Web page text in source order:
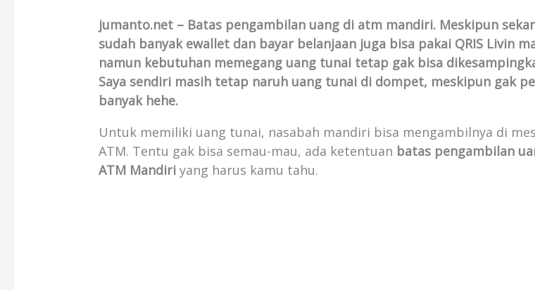
jumanto.net – Batas pengambilan uang di atm mandiri. Meskipun
sudah banyak ewallet dan bayar belanjaan juga bisa pakai QRIS Livin
namun kebutuhan memegang uang tunai tetap gak bisa
Saya sendiri masih tetap naruh uang tunai di dompet, meskipun gak
banyak hehe.
Untuk memiliki uang tunai, nasabah mandiri bisa mengambilnya di
ATM. Tentu gak bisa semau-mau, ada ketentuan batas pengambilan
ATM Mandiri yang harus kamu tahu.